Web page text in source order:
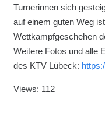
Turnerinnen sich
auf einem guten Weg
Wettkampfgeschehen
Weitere Fotos und alle
des KTV Lübeck:
Views: 112